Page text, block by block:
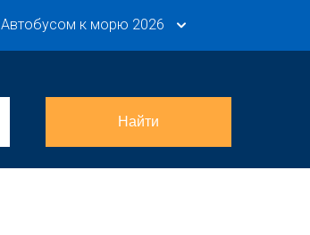
Автобусом к морю 2026
Найти